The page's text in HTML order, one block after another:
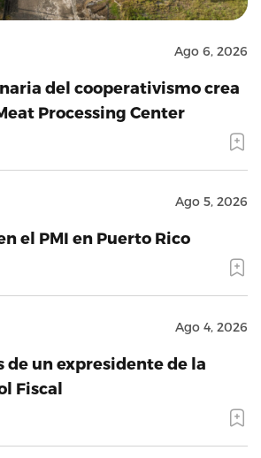
Ago 6, 2026
del cooperativismo crea
Processing Center
Ago 5, 2026
el PMI en Puerto Rico
Ago 4, 2026
de un expresidente de la
Fiscal